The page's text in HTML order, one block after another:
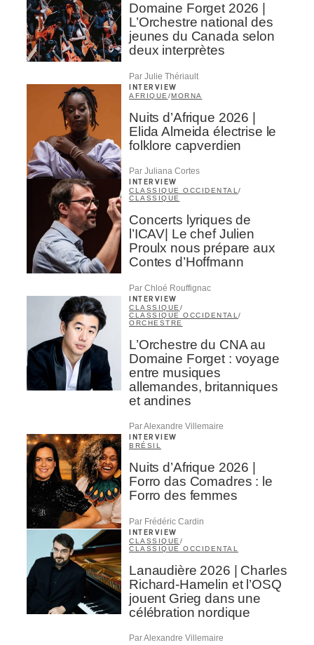
Domaine Forget 2026 |
L’Orchestre national des
jeunes du Canada selon
deux interprètes
Par Julie Thériault
INTERVIEW
AFRIQUE /MORNA
Nuits d’Afrique 2026 |
Elida Almeida électrise le
folklore capverdien
Par Juliana Cortes
INTERVIEW
CLASSIQUE OCCIDENTAL/
CLASSIQUE
Concerts lyriques de
l’ICAV| Le chef Julien
Proulx nous prépare aux
Contes d’Hoffmann
Par Chloé Rouffignac
INTERVIEW
CLASSIQUE /
CLASSIQUE OCCIDENTAL /
ORCHESTRE
L’Orchestre du CNA au
Domaine Forget : voyage
entre musiques
allemandes, britanniques
et andines
Par Alexandre Villemaire
INTERVIEW
BRÉSIL
Nuits d’Afrique 2026 |
Forro das Comadres : le
Forro des femmes
Par Frédéric Cardin
INTERVIEW
CLASSIQUE /
CLASSIQUE OCCIDENTAL
Lanaudière 2026 | Charles
Richard-Hamelin et l’OSQ
jouent Grieg dans une
célébration nordique
Par Alexandre Villemaire